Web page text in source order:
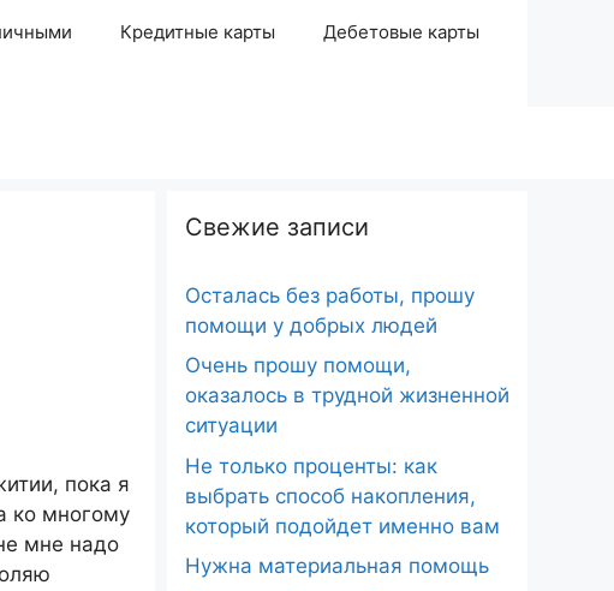
Кредитные карты Дебетовые карты
пока я
ко многому
мне надо
Свежие записи
Осталась без работы, прошу
помощи у добрых людей
Очень прошу помощи,
оказалось в трудной жизненной
ситуации
Не только проценты: как
выбрать способ накопления,
который подойдет именно вам
Нужна материальная помощь